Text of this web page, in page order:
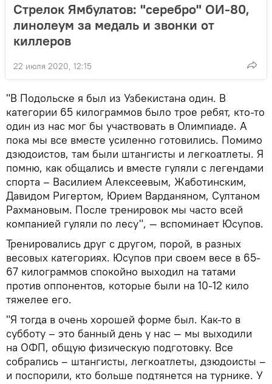
Стрелок Ямбулатов: "серебро" ОИ-80,
линолеум за медаль и звонки от
киллеров
22 июля 2020, 12:15
"В Подольске я был из Узбекистана один. В
категории 65 килограммов было трое ребят, кто-то
один из нас мог бы участвовать в Олимпиаде. А
пока мы все вместе усиленно готовились. Помимо
дзюдоистов, там были штангисты и легкоатлеты. Я
помню, как общались и вместе гуляли с легендами
спорта – Василием Алексеевым, Жаботинским,
Давидом Ригертом, Юрием Варданяном, Султаном
Рахмановым. После тренировок мы часто всей
компанией гуляли по лесу", — вспоминает Юсупов.
Тренировались друг с другом, порой, в разных
весовых категориях. Юсупов при своем весе в 65-
67 килограммов спокойно выходил на татами
против оппонентов, которые были на 10-12 кило
тяжелее его.
"Я тогда в очень хорошей форме был. Как-то в
субботу – это банный день у нас — мы выходили
на ОФП, общую физическую подготовку. Все
собрались – штангисты, легкоатлеты, дзюдоисты –
и поспорили, кто больше подтянется на турнике. У